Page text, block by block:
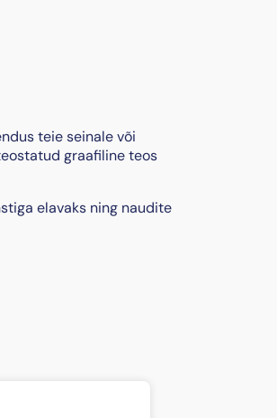
teie seinale või
graafiline teos
elavaks ning naudite